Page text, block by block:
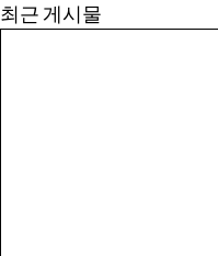
최근 게시물